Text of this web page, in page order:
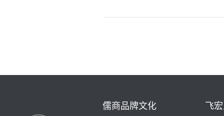
儒商品牌文化 飞